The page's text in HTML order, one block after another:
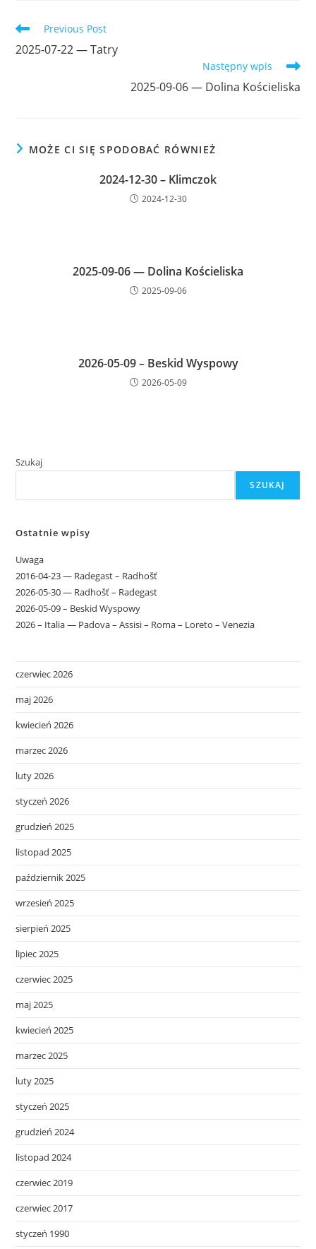
Read
articles
Previous Post
2025-07-22 — Tatry
Następny wpis
2025-09-06 — Dolina Kościeliska
MOŻE CI SIĘ SPODOBAĆ RÓWNIEŻ
2024-12-30 – Klimczok
2024-12-30
2025-09-06 — Dolina Kościeliska
2025-09-06
2026-05-09 – Beskid Wyspowy
2026-05-09
Szukaj
SZUKAJ
Ostatnie wpisy
Uwaga
2016-04-23 — Radegast – Radhošť
2026-05-30 — Radhošť – Radegast
2026-05-09 – Beskid Wyspowy
2026 – Italia — Padova – Assisi – Roma – Loreto – Venezia
czerwiec 2026
maj 2026
kwiecień 2026
marzec 2026
luty 2026
styczeń 2026
grudzień 2025
listopad 2025
październik 2025
wrzesień 2025
sierpień 2025
lipiec 2025
czerwiec 2025
maj 2025
kwiecień 2025
marzec 2025
luty 2025
styczeń 2025
grudzień 2024
listopad 2024
czerwiec 2019
czerwiec 2017
styczeń 1990